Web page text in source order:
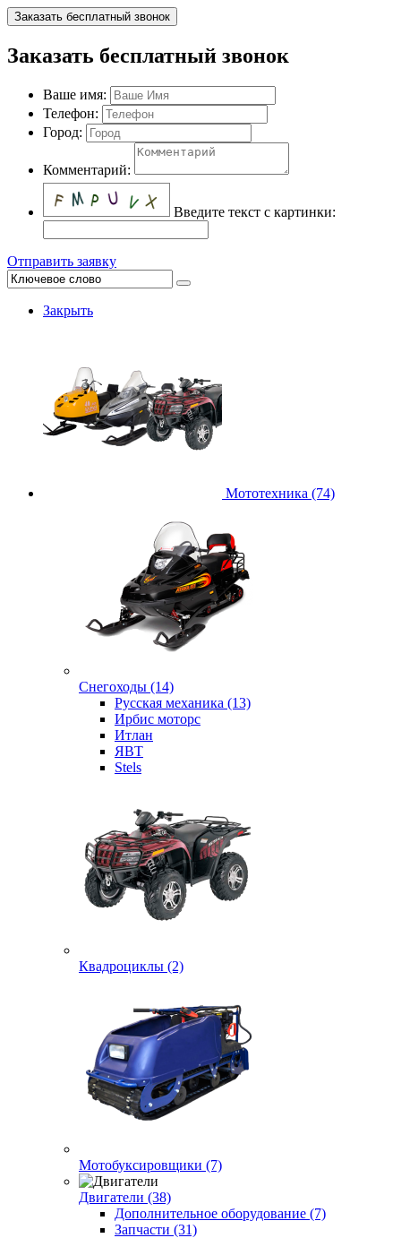
Заказать бесплатный звонок
Заказать бесплатный звонок
Ваше имя:
Телефон:
Город:
Комментарий:
Введите текст с картинки:
Отправить заявку
Закрыть
Мототехника (74)
Снегоходы (14)
Русская механика (13)
Ирбис моторс
Итлан
ЯВТ
Stels
Квадроциклы (2)
Мотобуксировщики (7)
Двигатели (38)
Дополнительное оборудование (7)
Запчасти (31)